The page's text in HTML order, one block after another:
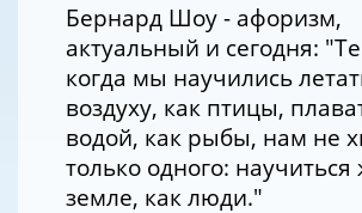
Бернард Шоу - афоризм,
актуальный и сегодня:
когда мы научились
воздуху, как птицы,
водой, как рыбы, нам не
только одного: научиться
земле, как люди."